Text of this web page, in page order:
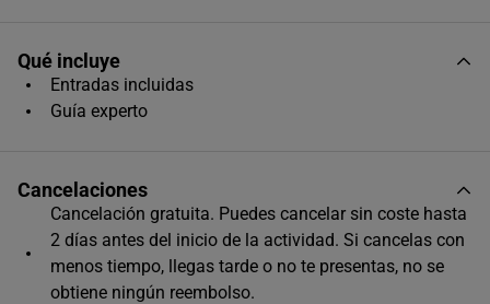
L
M
10
11 12
17
19 20 21 22
23
24
25 26 27 28 29
30
Qué incluye
Entradas incluidas
Guía experto
Cancelaciones
Cancelación gratuita. Puedes cancelar sin coste hasta
2 días antes del inicio de la actividad. Si cancelas con
menos tiempo, llegas tarde o no te presentas, no se
obtiene ningún reembolso.